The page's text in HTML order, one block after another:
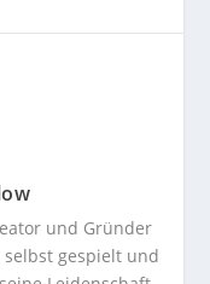
und Gründer
gespielt und